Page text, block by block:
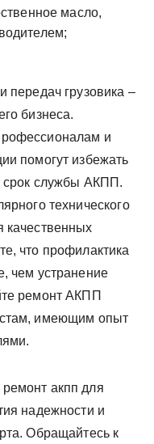
масло,
передач грузовика –
бизнеса.
и
помогут избежать
срок службы АКПП.
технического
качественных
что профилактика
чем устранение
ремонт АКПП
имеющим опыт
акпп для
надежности и
Обращайтесь к